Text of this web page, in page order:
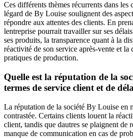
Ces différents thèmes récurrents dans les
légard de By Louise soulignent des
répondre aux attentes des clients. En
lentreprise pourrait travailler sur ses
ses produits, la transparence quant à la
réactivité de son service après-vente et la
pratiques de production.
Quelle est la réputation de la
termes de service client et de
La réputation de la société By Louise en
contrastée. Certains clients louent la
client, tandis que dautres se plaignent de
manque de communication en cas de